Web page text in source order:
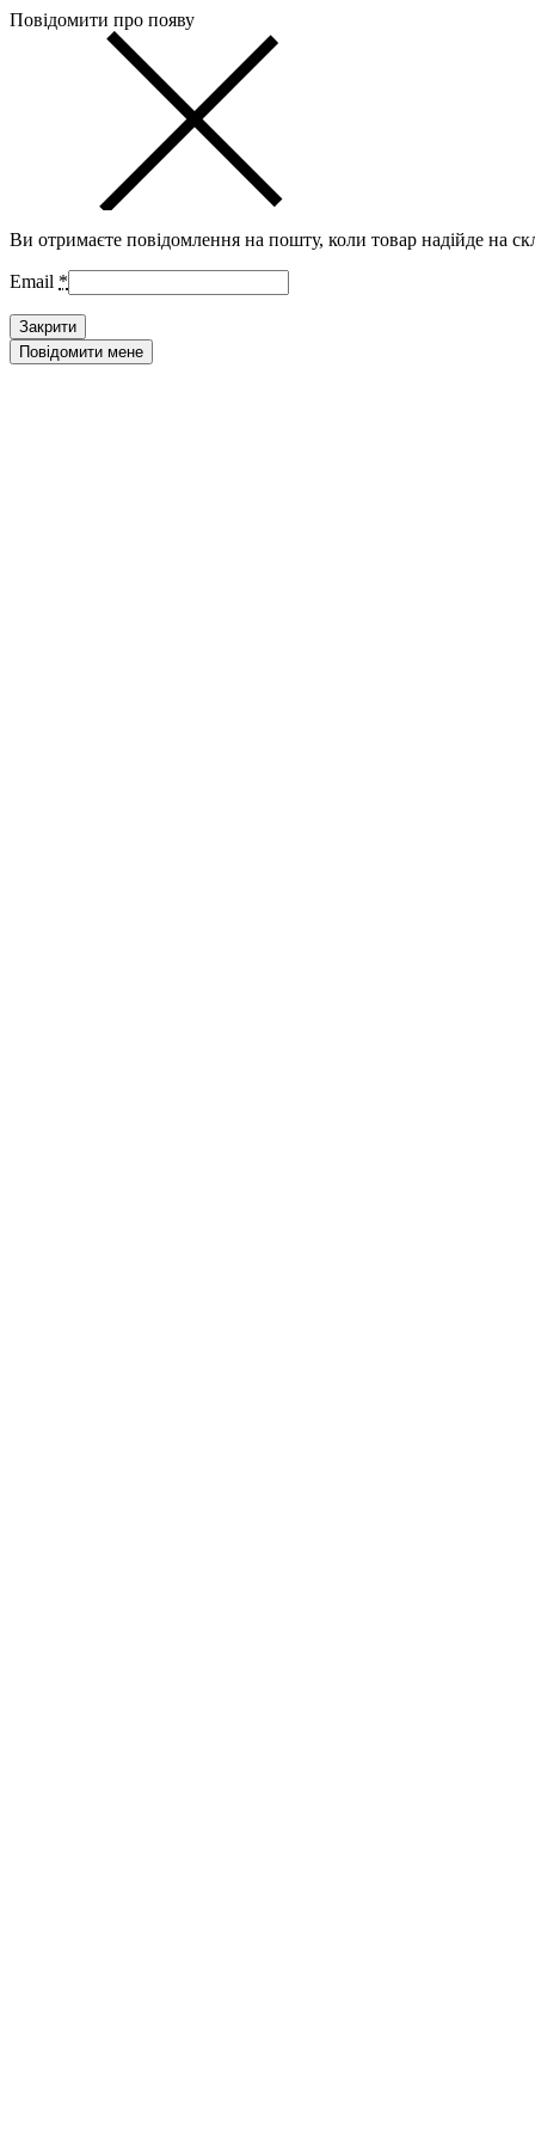
Повідомити про появу
Ви отримаєте повідомлення на пошту, коли товар надійде на
Email *
Закрити
Повідомити мене